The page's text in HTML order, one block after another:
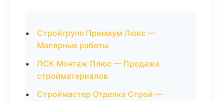
Стройгрупп Премиум Люкс —
Малярные работы
ПСК Монтаж Плюс — Продажа
стройматериалов
Строймастер Отделка Строй —